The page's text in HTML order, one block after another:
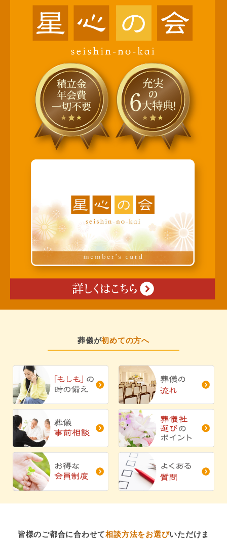
葬儀が初めての方へ
皆様のご都合に合わせて相談方法をお選びいただけま